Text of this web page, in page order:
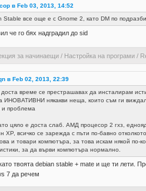
в Feb 03, 2013, 14:52
Stable все още е с Gnome 2, като DM по
че го бях надградил до sid
за начинаещи/ Настройка на програми/
в Feb 02, 2013, 22:39
време се престрашавах да инсталирам
ИНОВАТИВНИ някакви неща, които съм ги
и проблема
цяло е доста слаб. АМД процесор 2 гхз,
XP, всичко се зарежда с пъти по-бавно
и товари компютъра, за това искам някой
за да върви компютъра нормално.
твоята debian stable + mate и ще ти лети.
7 да речем